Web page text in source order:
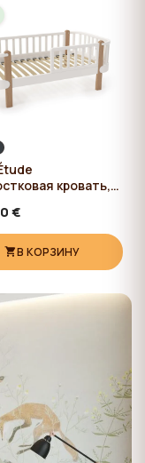
кровать,
€
В КОРЗИНУ